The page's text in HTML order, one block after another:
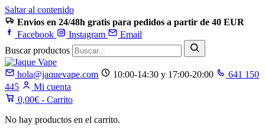
Saltar al contenido
Envios en 24/48h gratis para pedidos a partir de 40 EUR
Facebook
Instagram
Email
Buscar productos
hola@jaquevape.com 10:00-14:30 y 17:00-20:00
641 150
445
Mi cuenta
0,00€ - Carrito
No hay productos en el carrito.